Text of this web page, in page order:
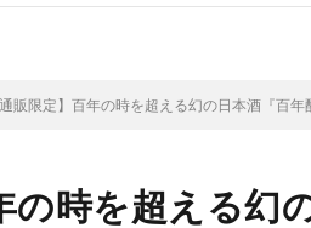
通販限定】百年の時を超える幻の日本酒『百年
の時を超える幻